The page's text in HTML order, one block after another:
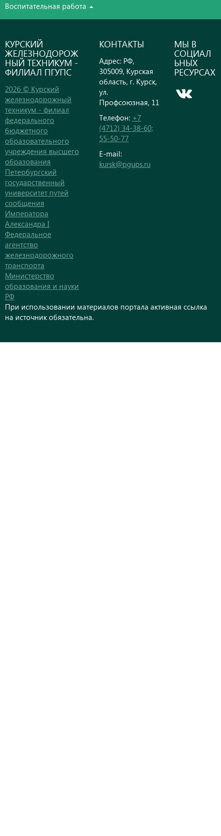
Воспитательная работа
КУРСКИЙ
ЖЕЛЕЗНОДОРОЖ
НЫЙ ТЕХНИКУМ -
ФИЛИАЛ ПГУПС
2026 © Курский
железнодорожный
техникум - филиал
федерального
бюджетного
образовательного
учреждения высшего
образования
Петербургский
государственный
университет путей
сообщения
Императора
Александра I
Федеральное
агентство
железнодорожного
транспорта
Министерство
образования и науки
РФ
КОНТАКТЫ
Адрес: РФ,
305009, Курская
область, г. Курск,
ул.
Профсоюзная, 11
Телефон: +7
(4712) 34-38-60;
55-50-77
E-mail:
kursk@pgups.ru
МЫ В
СОЦИАЛ
ЬНЫХ
РЕСУРСАХ
При использовании материалов портала активная ссылка
на источник обязательна.